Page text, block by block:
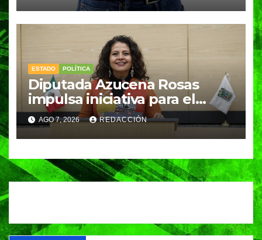
ESTADO POLÍTICA
Diputada Azucena Rosas
impulsa iniciativa para el
fortalecimiento del Registro
Estatal de Opciones para
Educación Superior
AGO 7, 2026 REDACCIÓN